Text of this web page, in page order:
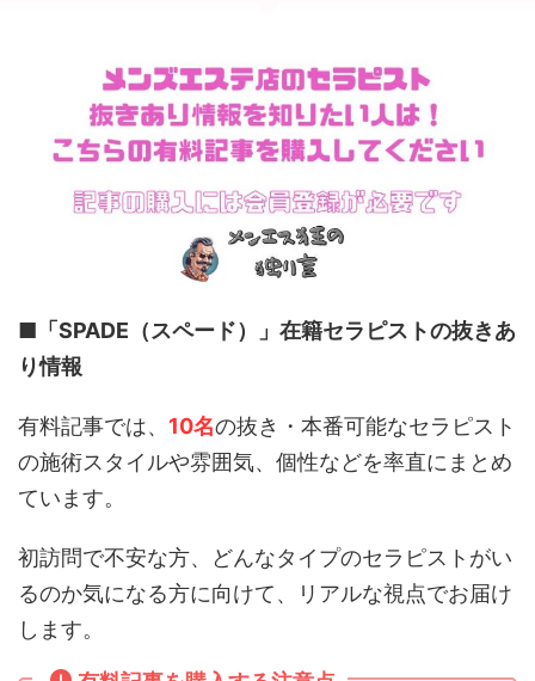
■「SPADE（スペード）」 在籍セラピストの抜きあ
り情報
有料記事では、 10名の抜き・本番可能なセラピスト
の施術スタイルや雰囲気、個性などを率直にまとめ
ています。
初訪問で不安な方、どんなタイプのセラピストがい
るのか気になる方に向けて、リアルな視点でお届け
します。